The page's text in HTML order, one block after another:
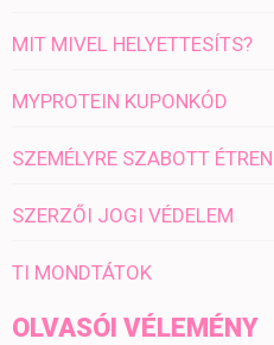
MIT MIVEL HELYETTESÍTS?
MYPROTEIN KUPONKÓD
SZEMÉLYRE SZABOTT
SZERZŐI JOGI VÉDELEM
TI MONDTÁTOK
OLVASÓI VÉLEMÉNY